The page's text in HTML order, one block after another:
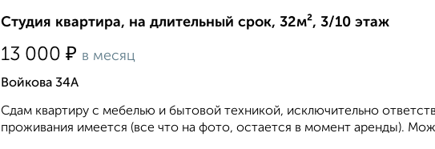
Студия квартира, на длительный срок, 32м², 3/10 этаж
13 000 ₽ в месяц
Войкова 34А
Сдам квартиру с мебелью и бытовой техникой, исключительно
проживания имеется (все что на фото, остается в момент аренды).